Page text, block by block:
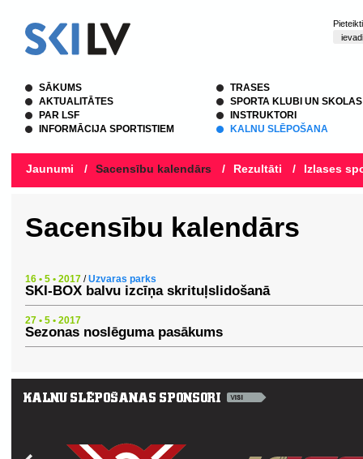
SĀKUMS
AKTUALITĀTES
PAR LSF
INFORMĀCIJA SPORTISTIEM
TRASES
SPORTA KLUBI UN SKOLAS
INSTRUKTORI
KALNU SLĒPOŠANA
Jaunumi / Sacensību kalendārs / Rezultāti / Izlases
Sacensību kalendārs
16 • 5 • 2017 /Uzvaras parks
SKI-BOX balvu izcīņa skrituļslidošanā
27 • 5 • 2017
Sezonas noslēguma pasākums